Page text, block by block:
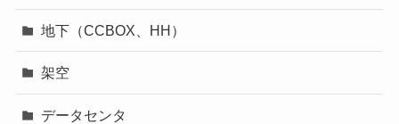
地下（CCBOX、HH）
架空
データセンタ